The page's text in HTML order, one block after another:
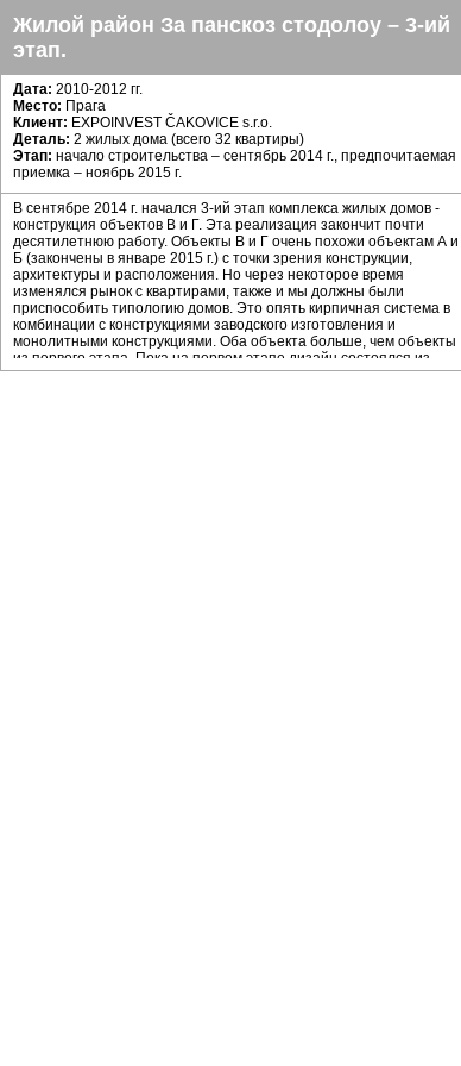
Жилой район За панскоз стодолоу – 3-ий
этап.
Дата: 2010-2012 гг.
Mесто: Прага
Клиент: EXPOINVEST ČAKOVICE s.r.o.
Деталь: 2 жилых дома (всего 32 квартиры)
Этап: начало строительства – сентябрь 2014 г., предпочитаемая
приемка – ноябрь 2015 г.
В сентябре 2014 г. начался 3-ий этап комплекса жилых домов -
конструкция объектов В и Г. Эта реализация закончит почти
десятилетнюю работу. Объекты В и Г очень похожи объектам А и
Б (закончены в январе 2015 г.) с точки зрения конструкции,
архитектуры и расположения. Но через некоторое время
изменялся рынок с квартирами, также и мы должны были
приспособить типологию домов. Это опять кирпичная система в
комбинации с конструкциями заводского изготовления и
монолитными конструкциями. Оба объекта больше, чем объекты
из первого этапа. Пока на первом этапе дизайн состоялся из
разных типов квартир, на этом этапе больше квартир типа 2+kk и